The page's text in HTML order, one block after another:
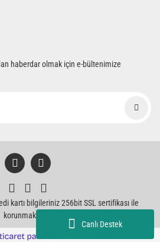
Canlı Destek
haberdar olmak için e-bültenimize
kartı bilgileriniz 256bit SSL sertifikası ile
korunmaktadır.